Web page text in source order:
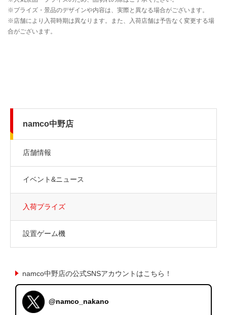
namco中野店
店舗情報
イベント&ニュース
入荷プライズ
設置ゲーム機
namco中野店の公式SNSアカウントはこちら！
@namco_nakano